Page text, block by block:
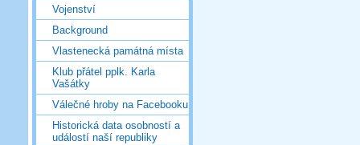
Vojenství
Background
Vlastenecká památná místa
Klub přátel pplk. Karla
Vašátky
Válečné hroby na Facebooku
Historická data osobností a
událostí naší republiky